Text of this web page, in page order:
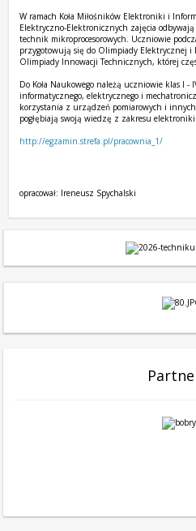
W ramach Koła Miłośników Elektroniki i
Elektryczno-Elektronicznych zajęcia
technik mikroprocesorowych. Uczniowie
przygotowują się do Olimpiady Elektrycznej i
Olimpiady Innowacji Technicznych, której
Do Koła Naukowego należą uczniowie klas I
informatycznego, elektrycznego i
korzystania z urządzeń pomiarowych i
pogłębiają swoją wiedzę z zakresu
http://egzamin.strefa.pl/pracownia_1/
opracował: Ireneusz Spychalski